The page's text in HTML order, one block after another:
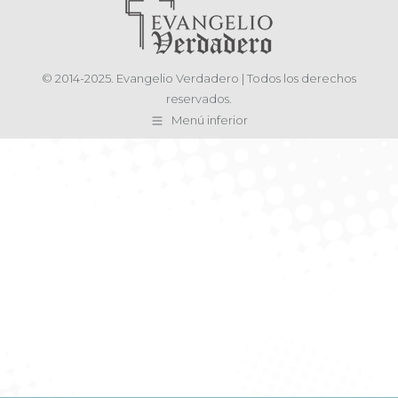
© 2014-2025. Evangelio Verdadero | Todos los derechos
reservados.
Menú inferior